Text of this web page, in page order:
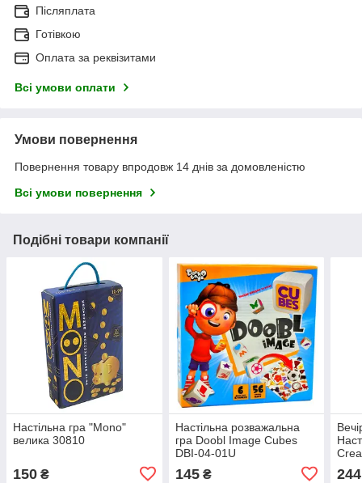
Післяплата
Готівкою
Оплата за реквізитами
Всі умови оплати
Умови повернення
Повернення товару впродовж 14 днів за домовленістю
Всі умови повернення
Подібні товари компанії
Настільна гра "Mono"
велика 30810
150 ₴
Настільна розважальна
гра Doobl Image Cubes
DBI-04-01U
145₴ 244